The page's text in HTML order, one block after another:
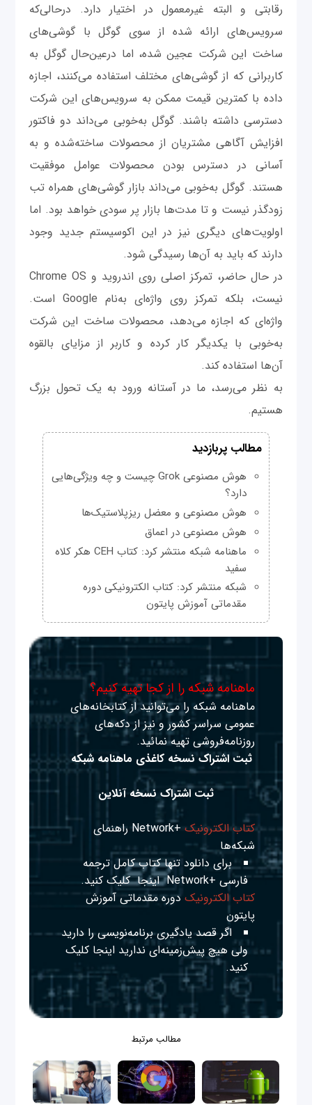
رقابتی و البته غیرمعمول در اختیار دارد. درحالی‌که
سرویس‌های ارائه شده از سوی گوگل با گوشی‌های
ساخت این شرکت عجین شده، اما درعین‌حال گوگل به
کاربرانی که از گوشی‌های مختلف استفاده می‌کنند، اجازه
داده با کمترین قیمت ممکن به سرویس‌های این شرکت
دسترسی داشته باشند. گوگل به‌خوبی می‌داند دو فاکتور
افزایش آگاهی مشتریان از محصولات ساخته‌شده و به
آسانی در دسترس بودن محصولات عوامل موفقیت
هستند. گوگل به‌خوبی می‌داند بازار گوشی‌های همراه تب
زودگذر نیست و تا مدت‌ها بازار پر سودی خواهد بود. اما
اولویت‌های دیگری نیز در این اکوسیستم جدید وجود
دارند که باید به آن‌ها رسیدگی شود.
در حال حاضر، تمرکز اصلی روی اندروید و Chrome OS
نیست، بلکه تمرکز روی واژه‌ای به‌نام Google است.
واژه‌ای که اجازه می‌دهد، محصولات ساخت این شرکت
به‌خوبی با یکدیگر کار کرده و کاربر از مزایای بالقوه
آن‌‌ها استفاده کند.
به نظر می‌رسد، ما در آستانه ورود به یک تحول بزرگ
هستیم.
مطالب پربازدید
هوش مصنوعی Grok چیست و چه ویژگی‌هایی
دارد؟
هوش مصنوعی و معضل ریزپلاستیک‌ها
هوش مصنوعی در اعماق
ماهنامه شبکه منتشر کرد: کتاب CEH هکر کلاه
سفید
شبکه منتشر کرد: کتاب الکترونیکی دوره
مقدماتی آموزش پایتون
ماهنامه شبکه را از کجا تهیه کنیم؟
ماهنامه شبکه را می‌توانید از کتابخانه‌های
عمومی سراسر کشور و نیز از دکه‌های
روزنامه‌فروشی تهیه نمائید.
ثبت اشتراک نسخه کاغذی ماهنامه شبکه
ثبت اشتراک نسخه آنلاین
کتاب الکترونیک
+Network راهنمای
شبکه‌ها
برای دانلود تنها کتاب کامل ترجمه
فارسی +Network
اینجا کلیک کنید.
کتاب الکترونیک دوره مقدماتی آموزش
پایتون
اگر قصد یادگیری برنامه‌نویسی را دارید
ولی هیچ پیش‌زمینه‌ای نداریداینجا کلیک
کنید.
مطالب مرتبط